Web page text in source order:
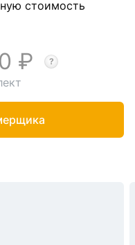
стоимость